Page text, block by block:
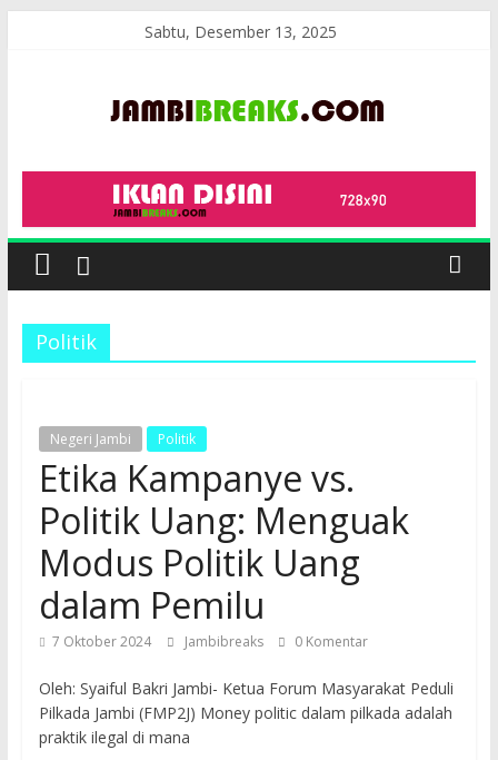
Sabtu, Desember 13, 2025
JambiBreaks
Politik
Negeri Jambi Politik
Etika Kampanye vs.
Politik Uang: Menguak
Modus Politik Uang
dalam Pemilu
7 Oktober 2024 Jambibreaks 0 Komentar
Oleh: Syaiful Bakri Jambi- Ketua Forum Masyarakat Peduli
Pilkada Jambi (FMP2J) Money politic dalam pilkada adalah
praktik ilegal di mana